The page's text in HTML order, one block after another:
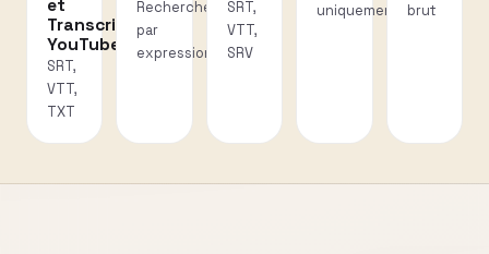
et
Transcriptions
YouTube
SRT,
VTT,
TXT
Recherche
par
expression
SRT,
VTT,
SRV
uniquement
brut